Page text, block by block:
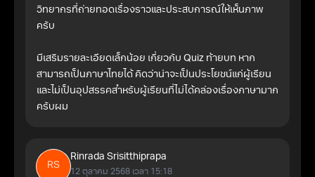
วิทยากรที่ถ่ายทอดเรื่องราวและประสบการณ์ให้เห็นภาพ
ครับ
มีเสริมรายละเอียดเล็กน้อย เกี่ยวกับ Quiz ท้ายบท หาก
สามารถเป็นภาษาไทยได้ คิดว่าน่าจะเป็นประโยชน์แก่ผู้เรียน
และไม่เป็นอุปสรรคสำหรับผู้เรียนที่ไม่ได้คล่องเรื่องภาษามาก
ครับผม
RS
Rinrada Srisitthiprapa
12 ตุลาคม 2568 เวลา 15:18